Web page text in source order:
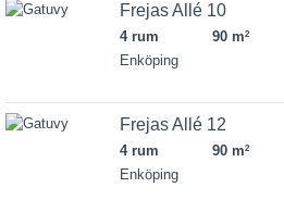
Frejas Allé 10
4 rum 90 m2
Enköping
Frejas Allé 12
4 rum 90 m2
Enköping